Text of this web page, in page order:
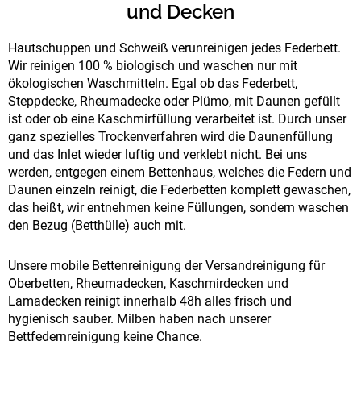
und Decken
Hautschuppen und Schweiß verunreinigen jedes Federbett.
Wir reinigen 100 % biologisch und waschen nur mit
ökologischen Waschmitteln. Egal ob das Federbett,
Steppdecke, Rheumadecke oder Plümo, mit Daunen gefüllt
ist oder ob eine Kaschmirfüllung verarbeitet ist. Durch unser
ganz spezielles Trockenverfahren wird die Daunenfüllung
und das Inlet wieder luftig und verklebt nicht. Bei uns
werden, entgegen einem Bettenhaus, welches die Federn und
Daunen einzeln reinigt, die Federbetten komplett gewaschen,
das heißt, wir entnehmen keine Füllungen, sondern waschen
den Bezug (Betthülle) auch mit.
Unsere mobile Bettenreinigung der Versandreinigung für
Oberbetten, Rheumadecken, Kaschmirdecken und
Lamadecken reinigt innerhalb 48h alles frisch und
hygienisch sauber. Milben haben nach unserer
Bettfedernreinigung keine Chance.